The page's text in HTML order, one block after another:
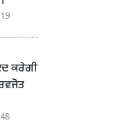
ਕਰੇਗੀ